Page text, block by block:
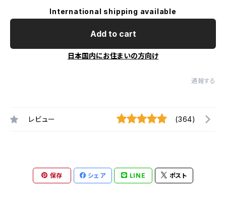
International shipping available
Add to cart
日本国内にお住まいの方向け
通報する
レビュー (364)
保存 シェア LINE ポスト